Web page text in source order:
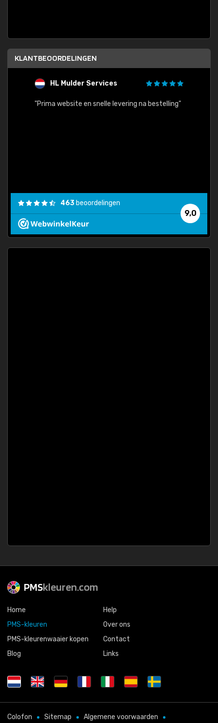
KLANTBEOORDELINGEN
HL Mulder Services
"Prima website en snelle levering na bestelling"
9,0
463 beoordelingen
PMSkleuren.com
Home
PMS-kleuren
PMS-kleurenwaaier kopen
Blog
Help
Over ons
Contact
Links
Colofon Sitemap Algemene voorwaarden